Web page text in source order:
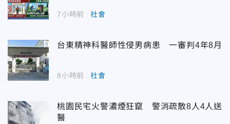
7小時前 社會
台東精神科醫師性侵男病患 一審判4年8月
8小時前 社會
桃園民宅火警濃煙狂竄 警消疏散8人4人送
醫